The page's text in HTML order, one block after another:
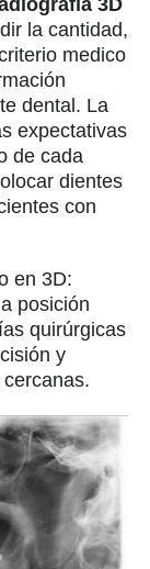
la cantidad,
medico
dental. La
expectativas
de cada
dientes
con
en 3D:
posición
quirúrgicas
y